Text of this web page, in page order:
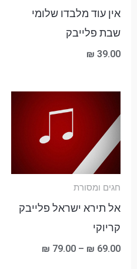
אין עוד מלבדו שלומי
שבת פלייבק
₪ 39.00
חגים ומסורת
אל תירא ישראל פלייבק
קריוקי
₪ 69.00
–
₪ 79.00
עד
⁦₪ 79.00⁩